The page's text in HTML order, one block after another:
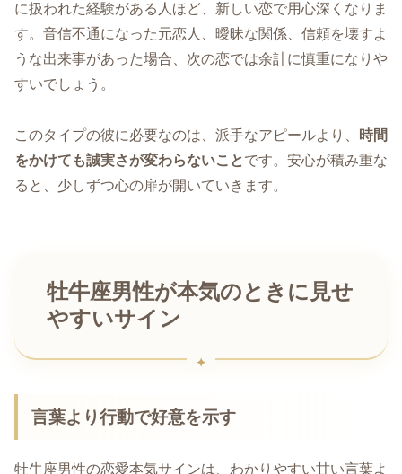
に扱われた経験がある人ほど、新しい恋で用心深くなりま
す。音信不通になった元恋人、曖昧な関係、信頼を壊すよ
うな出来事があった場合、次の恋では余計に慎重になりや
すいでしょう。
このタイプの彼に必要なのは、派手なアピールより、
時間
をかけても誠実さが変わらないことです。安心が積み重な
ると、少しずつ心の扉が開いていきます。
牡牛座男性が本気のときに見せ
やすいサイン
言葉より行動で好意を示す
牡牛座男性の恋愛本気サインは、わかりやすい甘い言葉よ